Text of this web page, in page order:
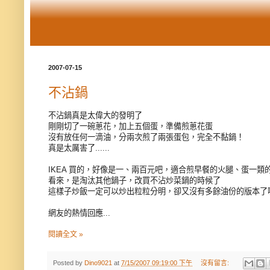
2007-07-15
不沾鍋
不沾鍋真是太偉大的發明了
剛剛切了一碗蔥花，加上五個蛋，準備煎蔥花蛋
沒有放任何一滴油，分兩次煎了兩張蛋包，完全不黏鍋！
真是太厲害了......
IKEA 買的，好像是一、兩百元吧，適合煎早餐的火腿、蛋一類
看來，是淘汰其他鍋子，改買不沾炒菜鍋的時候了
這樣子炒飯一定可以炒出粒粒分明，卻又沒有多餘油份的版本了
網友的熱情回應...
閱讀全文 »
Posted by Dino9021 at 7/15/2007 09:19:00 下午 沒有留言: